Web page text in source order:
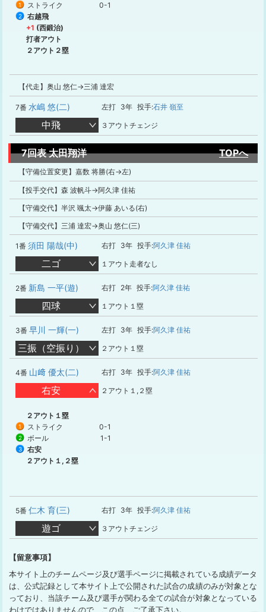
1 ストライク 0-1
2
右越飛
+1 (西鍛治)
打者アウト
２アウト２塁
【代走】奥山 悠仁→三浦 達宏
7番 水嶋 悠(二) 左打 3年 投手:石井 嶺至
中飛 ３アウトチェンジ
7回表 太田翔洋 TOPへ
【守備位置変更】嘉数 将勝(右→左)
【投手交代】森 波帆斗→阿久津 佳祐
【守備交代】半沢 颯太→伊藤 あいる(右)
【守備交代】三浦 達宏→奥山 悠仁(三)
1番 須田 陽哉(中) 右打 3年 投手:阿久津 佳祐
二ゴ １アウト走者なし
2番 新島 一平(遊) 右打 2年 投手:阿久津 佳祐
四球 １アウト１塁
3番 早川 一輝(一) 左打 3年 投手:阿久津 佳祐
三振（空振り） ２アウト１塁
4番 山﨑 優太(二) 右打 3年 投手:阿久津 佳祐
右安 ２アウト１,２塁
２アウト１塁
1 ストライク 0-1
2 ボール 1-1
3
右安
２アウト１,２塁
5番 仁木 育(三) 右打 3年 投手:阿久津 佳祐
遊ゴ ３アウトチェンジ
【留意事項】
本サイト上のチームページ及び選手ページに掲載されている成績データ
は、公式記録として本サイト上で公開された試合の成績のみが対象とな
っており、当該チーム及び選手が関わる全ての試合が対象となっている
わけではありませんので、この点、ご了承下さい。